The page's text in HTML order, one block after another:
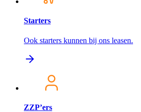
Starters
Ook starters kunnen bij ons leasen.
ZZP’ers